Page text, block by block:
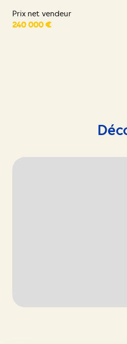
chambre
Prix net vendeur
240 000 €